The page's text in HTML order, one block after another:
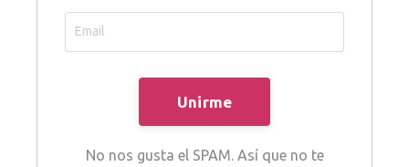
No nos gusta el SPAM. Así que no te